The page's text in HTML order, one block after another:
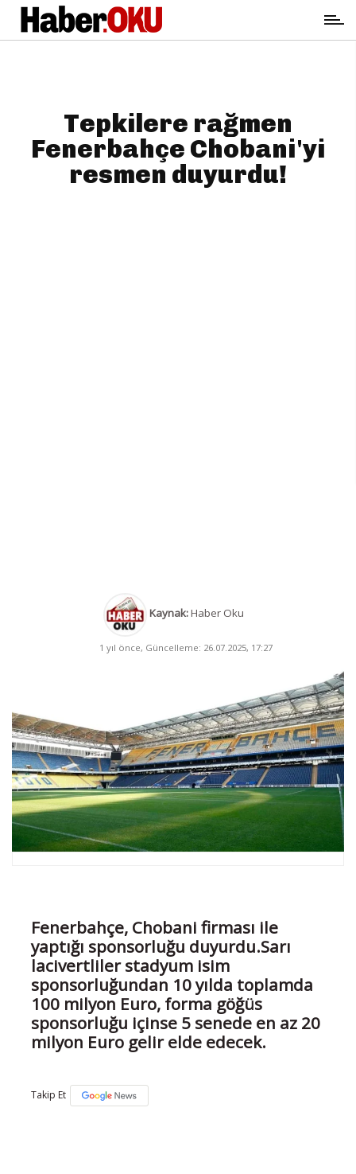
Tepkilere rağmen
Fenerbahçe Chobani'yi
resmen duyurdu!
Kaynak:Haber Oku
1 yıl önce, Güncelleme: 26.07.2025, 17:27
Fenerbahçe, Chobani firması ile
yaptığı sponsorluğu duyurdu.Sarı
lacivertliler stadyum isim
sponsorluğundan 10 yılda toplamda
100 milyon Euro, forma göğüs
sponsorluğu içinse 5 senede en az 20
milyon Euro gelir elde edecek.
Takip Et